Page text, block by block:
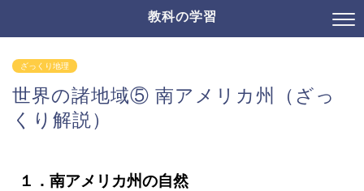
教科の学習
ざっくり地理
世界の諸地域⑤ 南アメリカ州（ざっ
くり解説）
１．南アメリカ州の自然